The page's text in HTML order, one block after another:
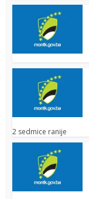
2 sedmice ranije